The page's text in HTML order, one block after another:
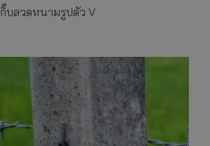
กิ๊บลวดหนามรูปตัว V